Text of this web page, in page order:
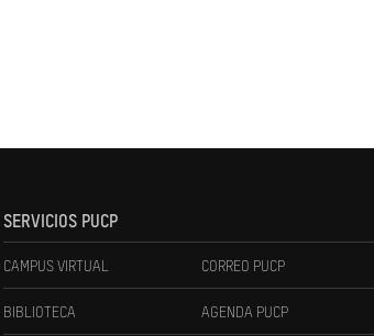
SERVICIOS PUCP
CAMPUS VIRTUAL CORREO PUCP
BIBLIOTECA AGENDA PUCP